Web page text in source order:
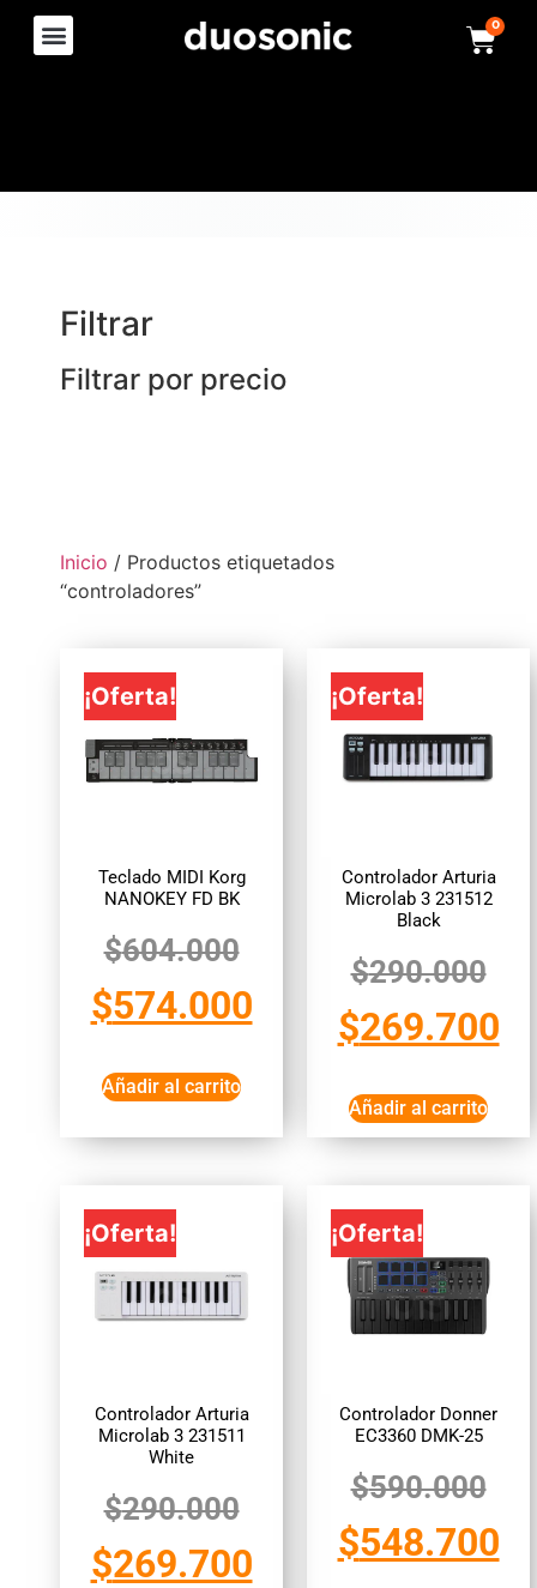
0
Filtrar
Filtrar por precio
Inicio / Productos etiquetados
“controladores”
¡Oferta!
Teclado MIDI Korg
NANOKEY FD BK
$604.000
$574.000
Añadir al carrito
¡Oferta!
Controlador Arturia
Microlab 3 231512
Black
$290.000
$269.700
Añadir al carrito
¡Oferta!
Controlador Arturia
Microlab 3 231511
White
$290.000
$269.700
¡Oferta!
Controlador Donner
EC3360 DMK-25
$590.000
$548.700